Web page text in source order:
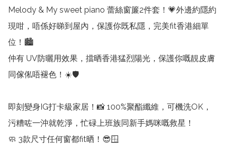
Melody & My sweet piano 蕾絲窗簾2件套！💗外邊約隱約
現咁，唔係好睇到屋內，保護你既私隱，完美fit香港細單
位！🏙️
仲有 UV防曬用效果，擋晒香港猛烈陽光，保護你嘅靚皮膚
同傢俬唔褪色！☀️🛡️
即刻變身IG打卡級家居！📸 100%聚酯纖維，可機洗OK，
污糟咗一沖就乾淨，忙碌上班族同新手媽咪嘅救星！
🧼 3款尺寸任何窗都fit晒！😎🪟